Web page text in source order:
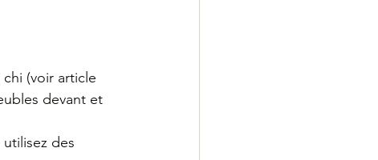
(voir article
devant et
des